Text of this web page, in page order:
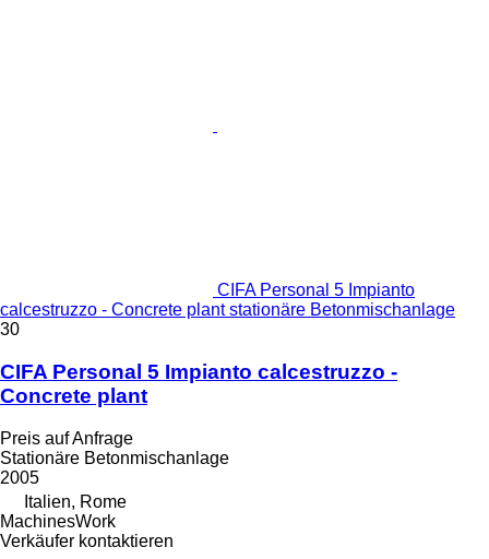
CIFA Personal 5 Impianto
calcestruzzo - Concrete plant stationäre Betonmischanlage
30
CIFA Personal 5 Impianto calcestruzzo -
Concrete plant
Preis auf Anfrage
Stationäre Betonmischanlage
2005
Italien, Rome
MachinesWork
Verkäufer kontaktieren